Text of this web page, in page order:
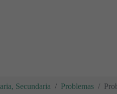
Secundaria Problemas